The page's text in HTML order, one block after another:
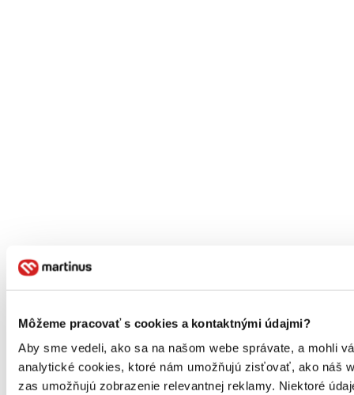
Môžeme pracovať s cookies a kontaktnými údajmi?
Aby sme vedeli, ako sa na našom webe správate, a mohli
analytické cookies, ktoré nám umožňujú zisťovať, ako náš
zas umožňujú zobrazenie relevantnej reklamy. Niektoré